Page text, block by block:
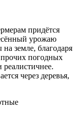
придётся
урожаю
земле, благодаря
погодных
через деревья,